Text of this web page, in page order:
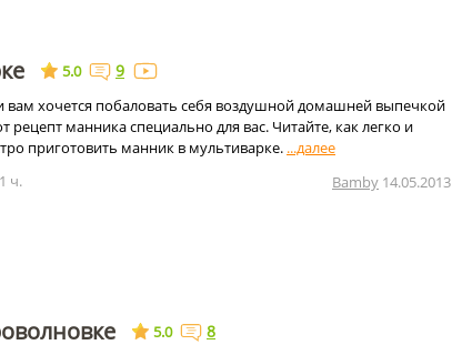
5.0 9
вам хочется побаловать себя воздушной домашней выпечкой
рецепт манника специально для вас. Читайте, как легко и
приготовить манник в мультиварке.
1 ч.
Bamby 14.05.2013
5.0 8